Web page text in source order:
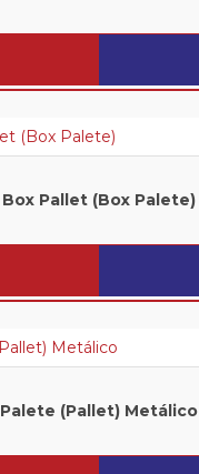
Box Pallet (Box Palete)
Palete (Pallet) Metálico